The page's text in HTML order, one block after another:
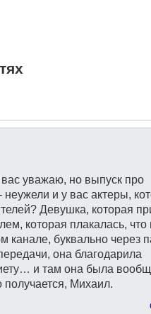
уважаю, но выпуск про
и у вас актеры,
Девушка, которая
которая плакалась, что
канале, буквально через
она благодарила
и там она была
получается, Михаил.